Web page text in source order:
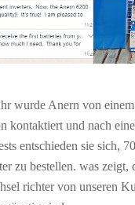
wurde Anern von
kontaktiert und nach
entschieden sie sich,
zu bestellen. was zeigt,
richter von unseren